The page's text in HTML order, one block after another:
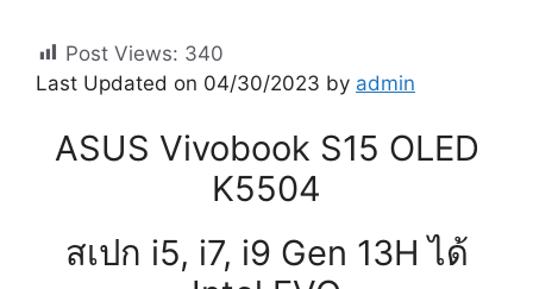
Post Views: 340
Last Updated on 04/30/2023 by admin
ASUS Vivobook S15 OLED
K5504
สเปก i5, i7, i9 Gen 13H ได้